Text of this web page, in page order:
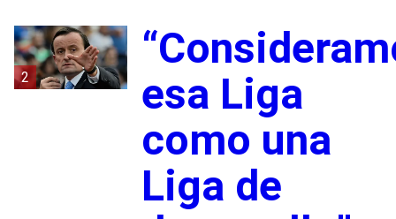
2
esa Liga
como una
Liga de